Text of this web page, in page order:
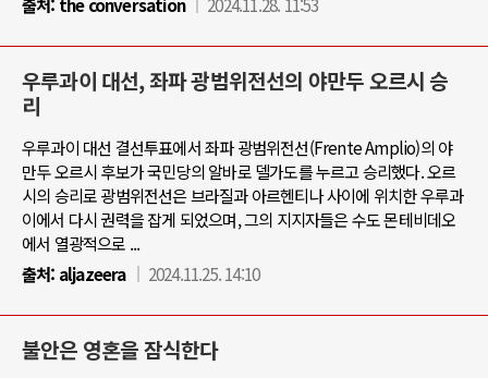
우루과이 대선, 좌파 광범위전선의 야만두 오르시 승
리
우루과이 대선 결선투표에서 좌파 광범위전선(Frente Amplio)의 야
만두 오르시 후보가 국민당의 알바로 델가도를 누르고 승리했다. 오르
시의 승리로 광범위전선은 브라질과 아르헨티나 사이에 위치한 우루과
이에서 다시 권력을 잡게 되었으며, 그의 지지자들은 수도 몬테비데오
에서 열광적으로 ...
출처: aljazeera 2024.11.25. 14:10
불안은 영혼을 잠식한다